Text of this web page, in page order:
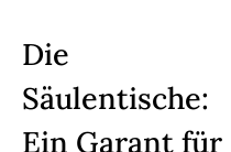
Die
Säulentische:
Ein Garant für